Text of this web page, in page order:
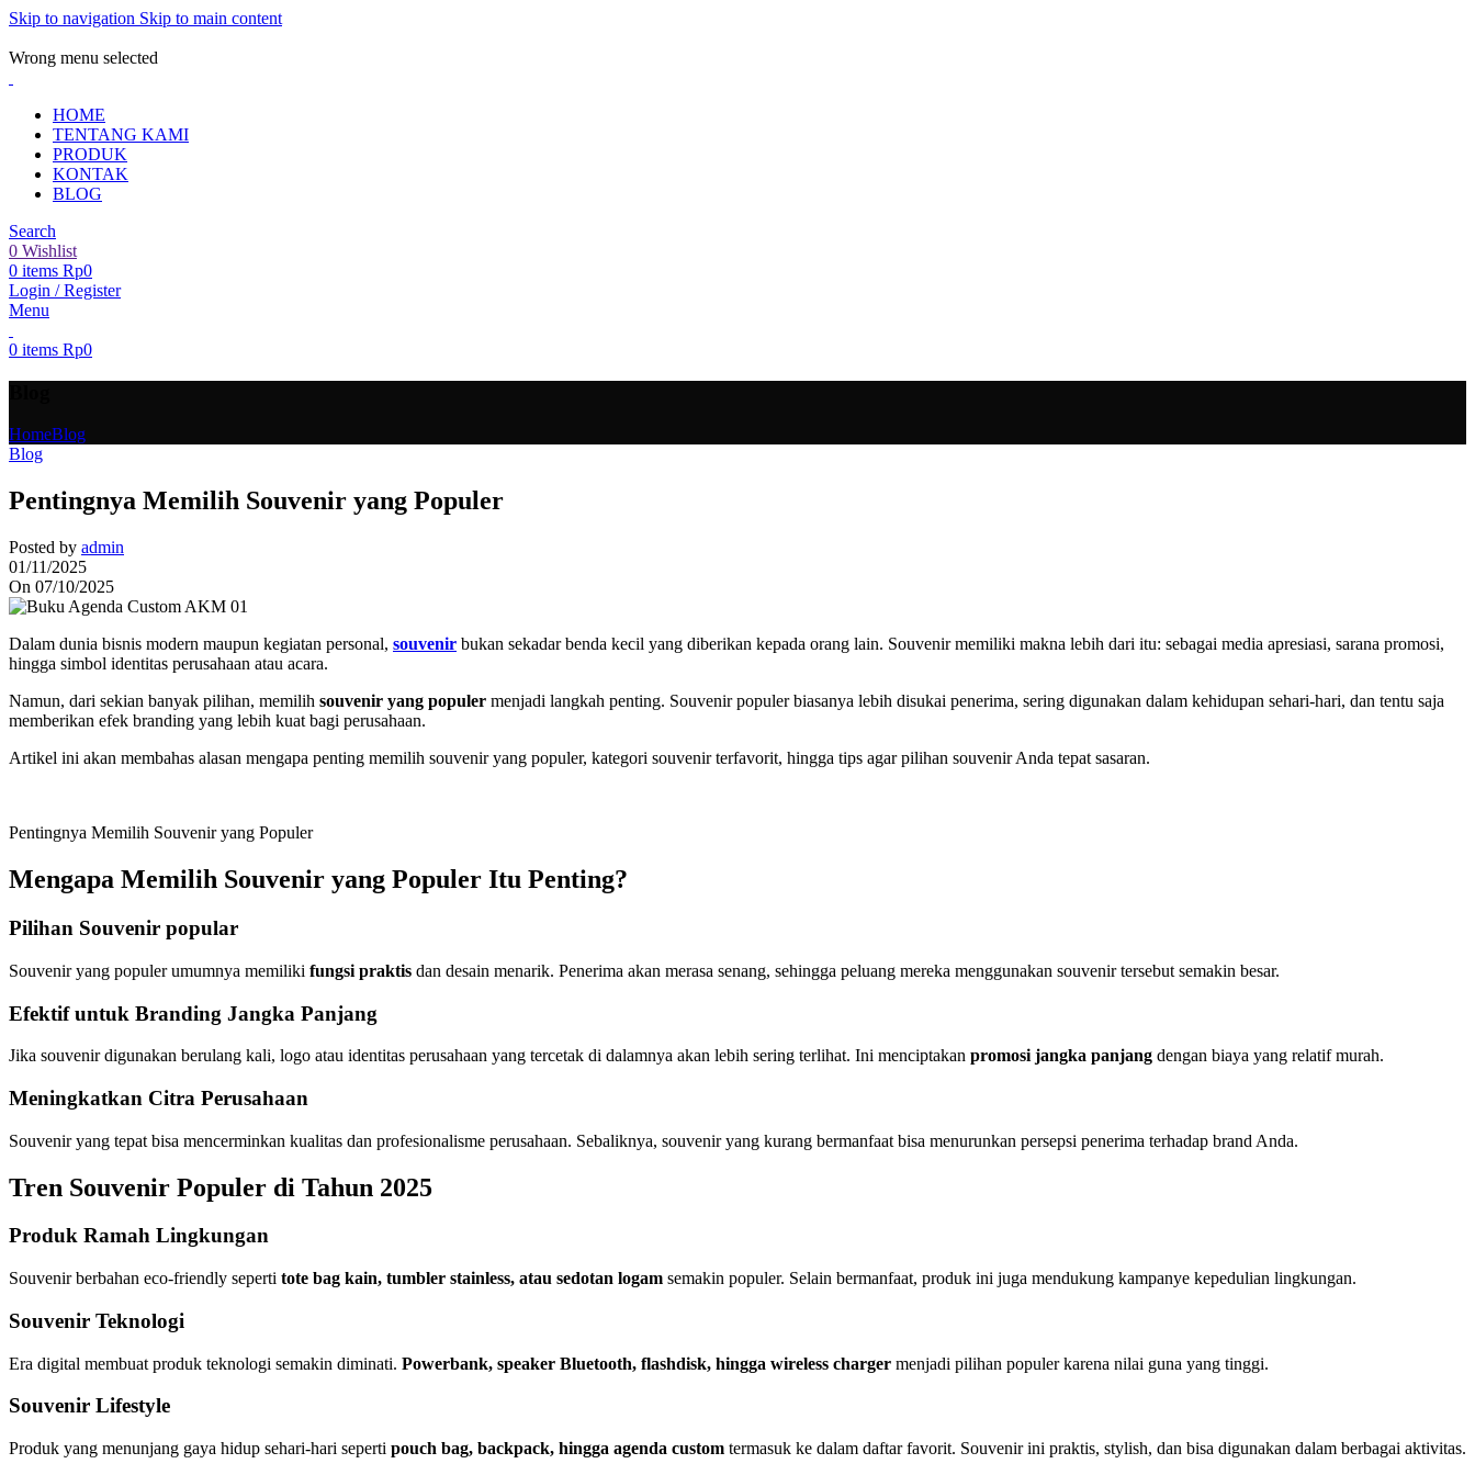
Skip to navigation Skip to main content
Wrong menu selected
HOME
TENTANG KAMI
PRODUK
KONTAK
BLOG
Search
0 Wishlist
0 items Rp0
Login / Register
Menu
0 items Rp0
HomeBlog
Blog
Pentingnya Memilih Souvenir yang Populer
Posted by admin
01/11/2025
On 07/10/2025
Dalam dunia bisnis modern maupun kegiatan personal, souvenir bukan sekadar benda kecil yang diberikan kepada orang lain. Souvenir memiliki makna lebih dari itu: sebagai media apresiasi, sarana promosi,
hingga simbol identitas perusahaan atau acara.
Namun, dari sekian banyak pilihan, memilih souvenir yang populer menjadi langkah penting. Souvenir populer biasanya lebih disukai penerima, sering digunakan dalam kehidupan sehari-hari, dan tentu saja
memberikan efek branding yang lebih kuat bagi perusahaan.
Artikel ini akan membahas alasan mengapa penting memilih souvenir yang populer, kategori souvenir terfavorit, hingga tips agar pilihan souvenir Anda tepat sasaran.
Pentingnya Memilih Souvenir yang Populer
Mengapa Memilih Souvenir yang Populer Itu Penting?
Pilihan Souvenir popular
Souvenir yang populer umumnya memiliki fungsi praktis dan desain menarik. Penerima akan merasa senang, sehingga peluang mereka menggunakan souvenir tersebut semakin besar.
Efektif untuk Branding Jangka Panjang
Jika souvenir digunakan berulang kali, logo atau identitas perusahaan yang tercetak di dalamnya akan lebih sering terlihat. Ini menciptakan promosi jangka panjang dengan biaya yang relatif murah.
Meningkatkan Citra Perusahaan
Souvenir yang tepat bisa mencerminkan kualitas dan profesionalisme perusahaan. Sebaliknya, souvenir yang kurang bermanfaat bisa menurunkan persepsi penerima terhadap brand Anda.
Tren Souvenir Populer di Tahun 2025
Produk Ramah Lingkungan
Souvenir berbahan eco-friendly seperti tote bag kain, tumbler stainless, atau sedotan logam semakin populer. Selain bermanfaat, produk ini juga mendukung kampanye kepedulian lingkungan.
Souvenir Teknologi
Era digital membuat produk teknologi semakin diminati. Powerbank, speaker Bluetooth, flashdisk, hingga wireless charger menjadi pilihan populer karena nilai guna yang tinggi.
Souvenir Lifestyle
Produk yang menunjang gaya hidup sehari-hari seperti pouch bag, backpack, hingga agenda custom termasuk ke dalam daftar favorit. Souvenir ini praktis, stylish, dan bisa digunakan dalam berbagai aktivitas.